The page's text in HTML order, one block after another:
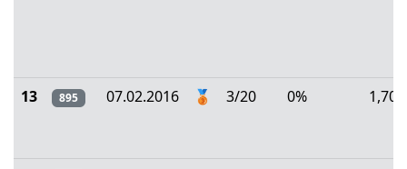
13 895 07.02.2016 🥉 3/20 0% 1,70